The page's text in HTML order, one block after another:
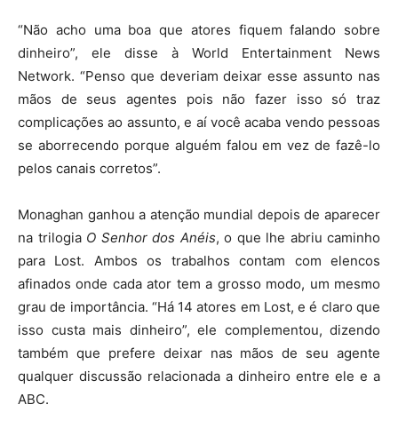
“Não acho uma boa que atores fiquem falando sobre
dinheiro”, ele disse à World Entertainment News
Network. “Penso que deveriam deixar esse assunto nas
mãos de seus agentes pois não fazer isso só traz
complicações ao assunto, e aí você acaba vendo pessoas
se aborrecendo porque alguém falou em vez de fazê-lo
pelos canais corretos”.
Monaghan ganhou a atenção mundial depois de aparecer
na trilogia O Senhor dos Anéis, o que lhe abriu caminho
para Lost. Ambos os trabalhos contam com elencos
afinados onde cada ator tem a grosso modo, um mesmo
grau de importância. “Há 14 atores em Lost, e é claro que
isso custa mais dinheiro”, ele complementou, dizendo
também que prefere deixar nas mãos de seu agente
qualquer discussão relacionada a dinheiro entre ele e a
ABC.